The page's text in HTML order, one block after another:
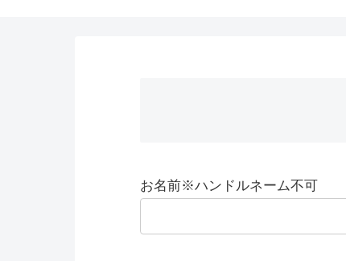
お名前※ハンドルネーム不可